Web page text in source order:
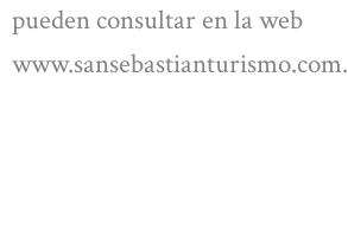
pueden consultar en la web
www.sansebastianturismo.com.